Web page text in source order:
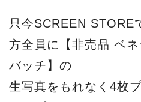
只今SCREEN STORE
方全員に【非売品 ベ
バッチ】の
生写真をもれなく4枚